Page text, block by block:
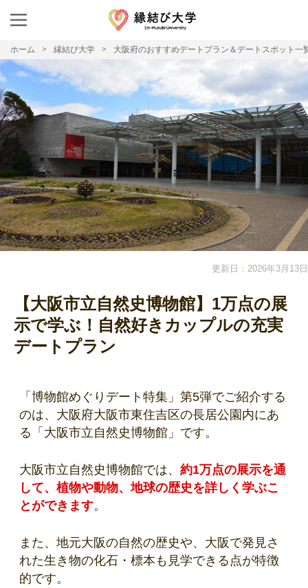
ホーム 縁結び大学 大阪府のおすすめデートプラン＆デートスポット一
更新日：2026年3月13日
【大阪市立自然史博物館】1万点の展
示で学ぶ！自然好きカップルの充実
デートプラン
「博物館めぐりデート特集」第5弾でご紹介する
のは、大阪府大阪市東住吉区の長居公園内にあ
る「大阪市立自然史博物館」です。
大阪市立自然史博物館では、 約1万点の展示を通
して、植物や動物、地球の歴史を詳しく学ぶこ
とができます。
また、地元大阪の自然の歴史や、大阪で発見さ
れた生き物の化石・標本も見学できる点が特徴
的です。